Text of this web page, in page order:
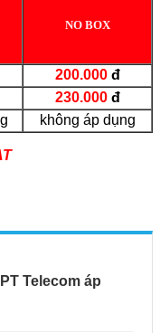
NO BOX
200.000 đ
230.000 đ
không áp dụng
Telecom áp